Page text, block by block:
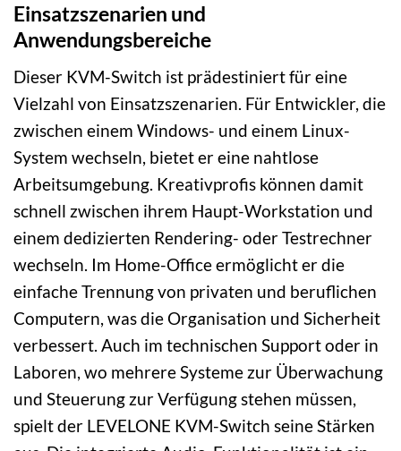
Einsatzszenarien und
Anwendungsbereiche
Dieser KVM-Switch ist prädestiniert für eine
Vielzahl von Einsatzszenarien. Für Entwickler, die
zwischen einem Windows- und einem Linux-
System wechseln, bietet er eine nahtlose
Arbeitsumgebung. Kreativprofis können damit
schnell zwischen ihrem Haupt-Workstation und
einem dedizierten Rendering- oder Testrechner
wechseln. Im Home-Office ermöglicht er die
einfache Trennung von privaten und beruflichen
Computern, was die Organisation und Sicherheit
verbessert. Auch im technischen Support oder in
Laboren, wo mehrere Systeme zur Überwachung
und Steuerung zur Verfügung stehen müssen,
spielt der LEVELONE KVM-Switch seine Stärken